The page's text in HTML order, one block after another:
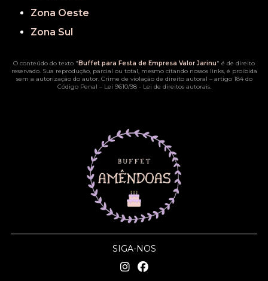
Zona Oeste
Zona Sul
O conteúdo do texto "Buffet para Festa de Empresa Valor Jarinu" é de direito
reservado. Sua reprodução, parcial ou total, mesmo citando nossos links, é proibida
sem a autorização do autor. Crime de violação de direito autoral – artigo 184 do
Código Penal – Lei 9610/98 - Lei de direitos autorais.
SIGA-NOS